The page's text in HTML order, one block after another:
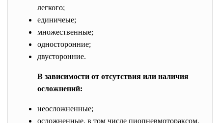
легкого;
единичеые;
множественные;
односторонние;
двусторонние.
В зависимости от отсутствия или наличия
осложнений:
неосложненные;
осложненные, в том числе пиопневмотораксом,